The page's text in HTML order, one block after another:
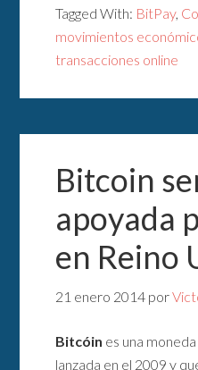
Tagged With: BitPay,
movimientos
transacciones online
Bitcoin
apoyada
en Reino
21 enero 2014 por
Bitcóin es una
lanzada en el 2009 y